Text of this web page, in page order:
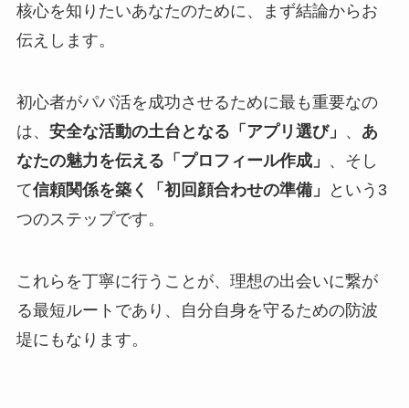
核心を知りたいあなたのために、まず結論からお
伝えします。
初心者がパパ活を成功させるために最も重要なの
は、 安全な活動の土台となる「アプリ選び」 、 あ
なたの魅力を伝える「プロフィール作成」 、そし
て信頼関係を築く「初回顔合わせの準備」
という3
つのステップです。
これらを丁寧に行うことが、理想の出会いに繋が
る最短ルートであり、自分自身を守るための防波
堤にもなります。